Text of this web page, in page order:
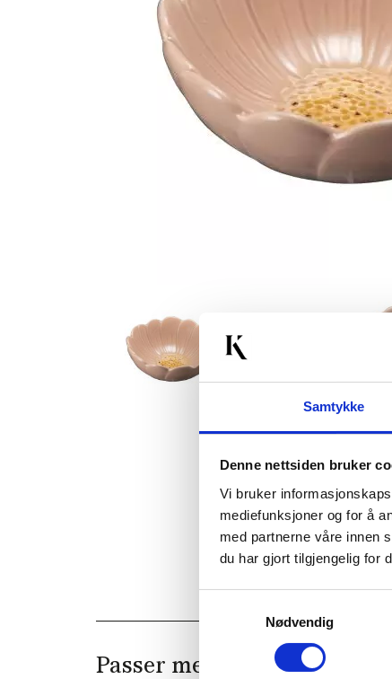
Samtykke
Denne nettsiden bruker
Vi bruker
mediefunksjoner og for å
med partnerne våre innen
du har gjort tilgjengelig for
Nødvendig
Passer med